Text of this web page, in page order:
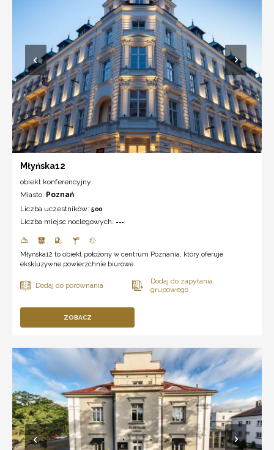
Młyńska12
obiekt konferencyjny
Miasto: Poznań
Liczba uczestników: 500
Liczba miejsc noclegowych: ---
Młyńska12 to obiekt położony w centrum Poznania, który oferuje
ekskluzywne powierzchnie biurowe.
ZOBACZ